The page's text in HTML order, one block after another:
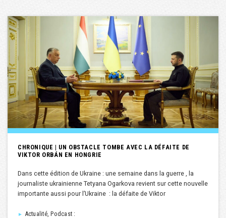
CHRONIQUE | UN OBSTACLE TOMBE AVEC LA DÉFAITE DE
VIKTOR ORBÁN EN HONGRIE
Dans cette édition de Ukraine : une semaine dans la guerre , la
journaliste ukrainienne Tetyana Ogarkova revient sur cette nouvelle
importante aussi pour l’Ukraine : la défaite de Viktor
► Actualité, Podcast :